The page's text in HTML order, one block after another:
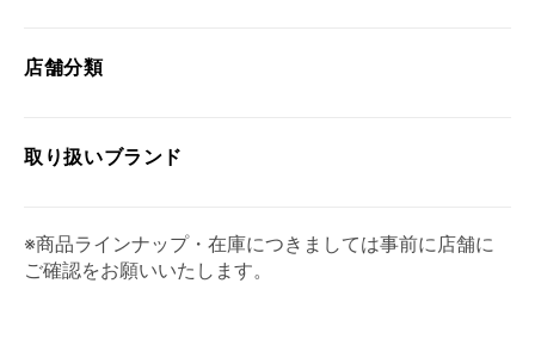
店舗分類
取り扱いブランド
※商品ラインナップ・在庫につきましては事前に店舗に
ご確認をお願いいたします。